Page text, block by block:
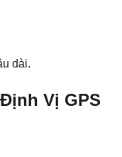
dài.
Vị GPS